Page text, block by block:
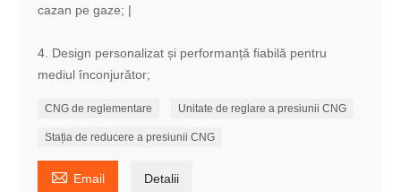
cazan pe gaze; |
4. Design personalizat și performanță fiabilă pentru
mediul înconjurător;
CNG de reglementare Unitate de reglare a presiunii CNG
Stația de reducere a presiunii CNG
 Email Detalii